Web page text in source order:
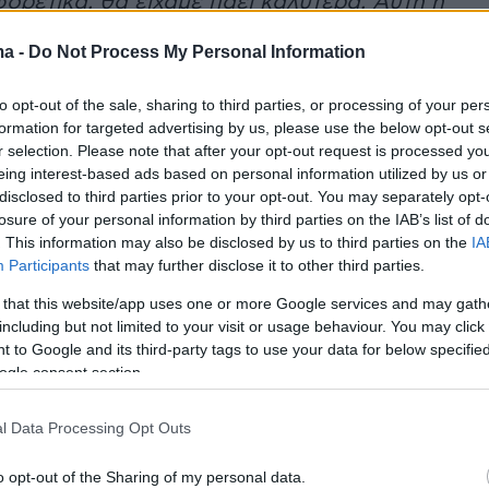
- Do Not Process My Personal Information
opt-out of the sale, sharing to third parties, or processing of your
for targeted advertising by us, please use the below opt-out
selection. Please note that after your opt-out request is processed
interest-based ads based on personal information utilized by us
to third parties prior to your opt-out. You may separately
of your personal information by third parties on the IAB’s list of
This information may also be disclosed by us to third parties on the
Participants that may further disclose it to other third parties.
that this website/app uses one or more Google services and may
but not limited to your visit or usage behaviour. You may
to Google and its third-party tags to use your data for below
consent section.
Data Processing Opt Outs
opt-out of the Sharing of my personal data.
και δεν σημαίνει τίποτα περισσότερο.
πικρία για τη θέση που πήραμε. Δεν θα
στη Eurovision. Θεωρώ πως υπάρχουν κι
ωραίες φωνές. Κυνήγησα την πρωτιά τότε,
και δεν θα ξαναέμπαινα στη διαδικασία
πως ό,τι κι αν έγινε, η συμμετοχή της στον
βοήθησε την καριέρα της στο τραγούδι .
καριέρα μου, δεν πιστεύω ότι σε
Μπορείς κάποιος καλλιτέχνης να μην έκανε
έναν διαγωνισμό για την πορεία μας»,